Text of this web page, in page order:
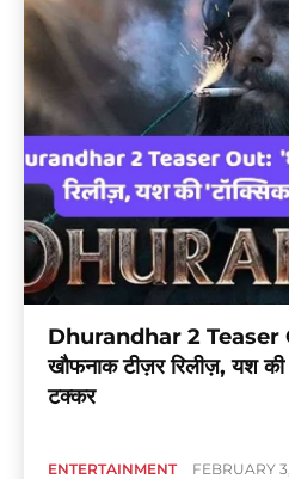
Dhurandhar 2 Teaser
खौफनाक टीज़र रिलीज़, यश की
टक्कर
ENTERTAINMENT FEBRUARY